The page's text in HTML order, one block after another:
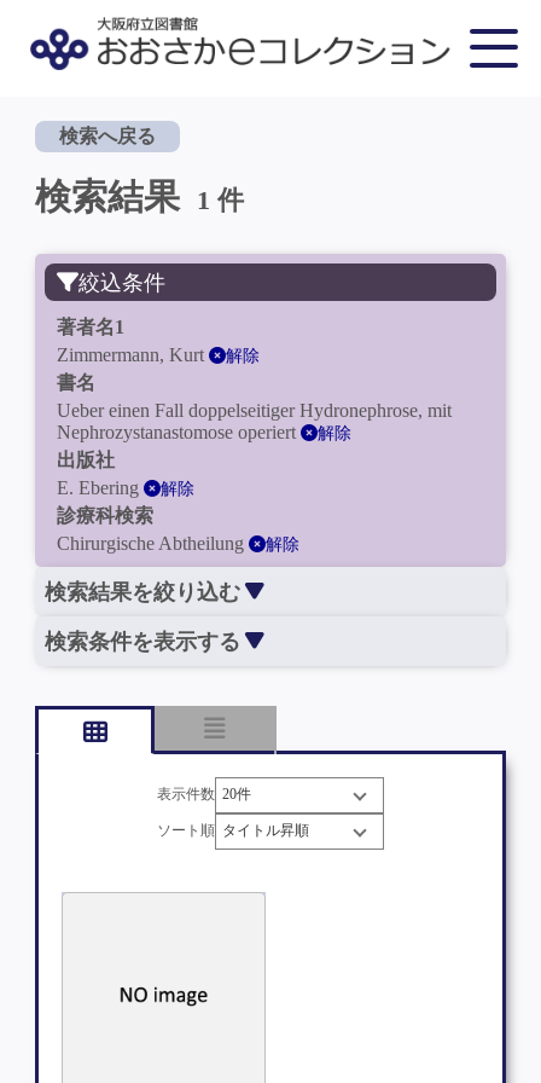
検索へ戻る
検索結果 1 件
絞込条件
著者名1
Zimmermann, Kurt
解除
書名
Ueber einen Fall doppelseitiger Hydronephrose, mit
Nephrozystanastomose operiert
解除
出版社
E. Ebering
解除
診療科検索
Chirurgische Abtheilung
解除
検索結果を絞り込む
検索条件を表示する
表示件数
ソート順